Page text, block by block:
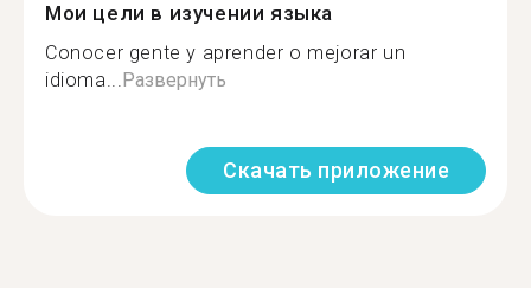
Мои цели в изучении языка
Conocer gente y aprender o mejorar un
idioma...Развернуть
Скачать приложение